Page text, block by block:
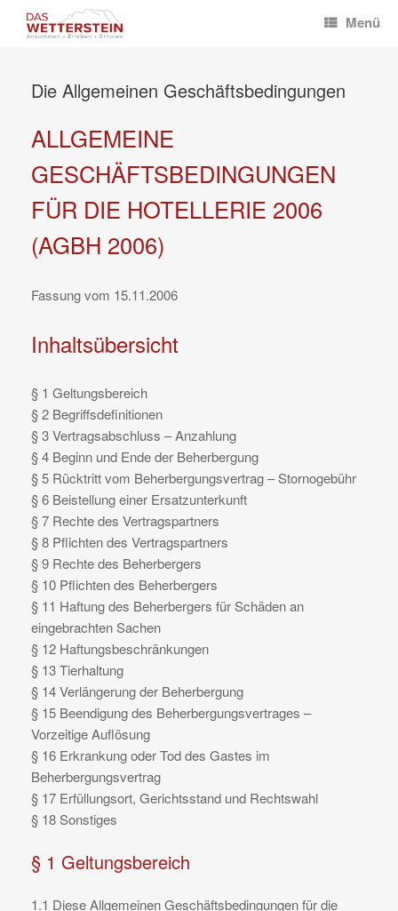
Inhalt
springen
Menü
Die Allgemeinen Geschäftsbedingungen
ALLGEMEINE
GESCHÄFTSBEDINGUNGEN
FÜR DIE HOTELLERIE 2006
(AGBH 2006)
Fassung vom 15.11.2006
Inhaltsübersicht
§ 1 Geltungsbereich
§ 2 Begriffsdefinitionen
§ 3 Vertragsabschluss – Anzahlung
§ 4 Beginn und Ende der Beherbergung
§ 5 Rücktritt vom Beherbergungsvertrag – Stornogebühr
§ 6 Beistellung einer Ersatzunterkunft
§ 7 Rechte des Vertragspartners
§ 8 Pflichten des Vertragspartners
§ 9 Rechte des Beherbergers
§ 10 Pflichten des Beherbergers
§ 11 Haftung des Beherbergers für Schäden an
eingebrachten Sachen
§ 12 Haftungsbeschränkungen
§ 13 Tierhaltung
§ 14 Verlängerung der Beherbergung
§ 15 Beendigung des Beherbergungsvertrages –
Vorzeitige Auflösung
§ 16 Erkrankung oder Tod des Gastes im
Beherbergungsvertrag
§ 17 Erfüllungsort, Gerichtsstand und Rechtswahl
§ 18 Sonstiges
§ 1 Geltungsbereich
1.1 Diese Allgemeinen Geschäftsbedingungen für die